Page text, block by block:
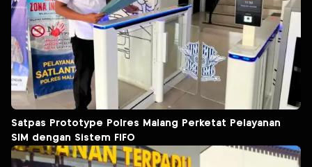
Satpas Prototype Polres Malang Perketat Pelayanan
SIM dengan Sistem FIFO